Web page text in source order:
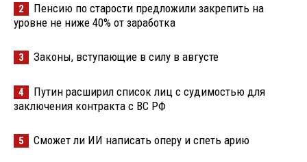
2
Пенсию по старости предложили закрепить на
уровне не ниже 40% от заработка
3 Законы, вступающие в силу в августе
4
Путин расширил список лиц с судимостью для
заключения контракта с ВС РФ
5 Сможет ли ИИ написать оперу и спеть арию